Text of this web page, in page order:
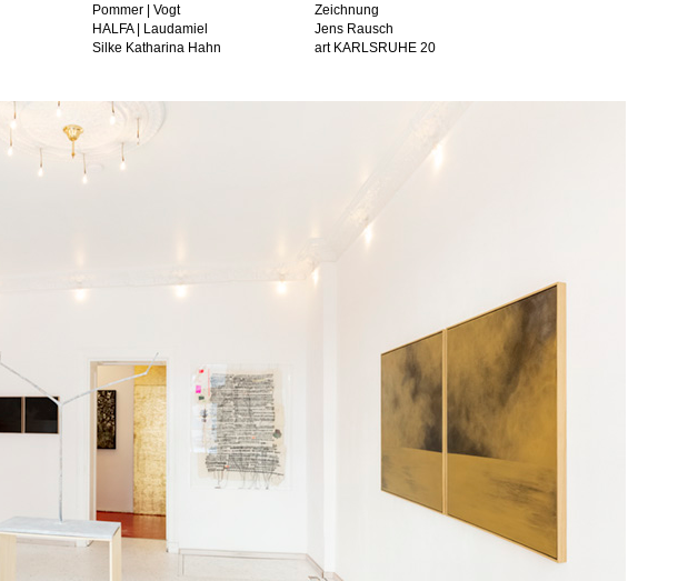
Pommer | Vogt
Zeichnung
HALFA | Laudamiel
Jens Rausch
Silke Katharina Hahn
art KARLSRUHE 20